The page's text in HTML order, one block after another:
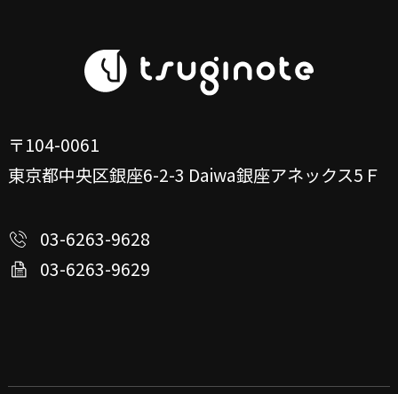
〒104-0061
東京都中央区銀座6-2-3 Daiwa銀座アネックス5Ｆ
03-6263-9628
03-6263-9629